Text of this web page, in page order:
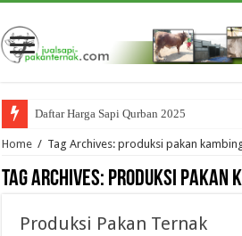
Daftar Harga Sapi Qurban 2025
Home / Tag Archives: produksi pakan
Tag Archives: produksi pakan
Produksi Pakan Ternak